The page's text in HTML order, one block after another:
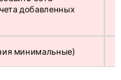
добавленных
минимальные)